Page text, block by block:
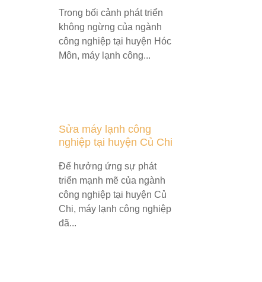
Trong bối cảnh phát triển
không ngừng của ngành
công nghiệp tại huyện Hóc
Môn, máy lạnh công...
Sửa máy lạnh công
nghiệp tại huyện Củ Chi
Để hưởng ứng sự phát
triển mạnh mẽ của ngành
công nghiệp tại huyện Củ
Chi, máy lạnh công nghiệp
đã...